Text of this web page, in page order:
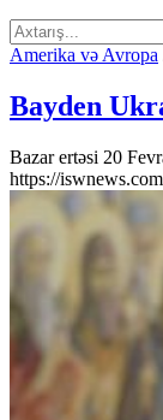
Amerika və Avropa
Bayden
Bazar ertəsi 20
https://